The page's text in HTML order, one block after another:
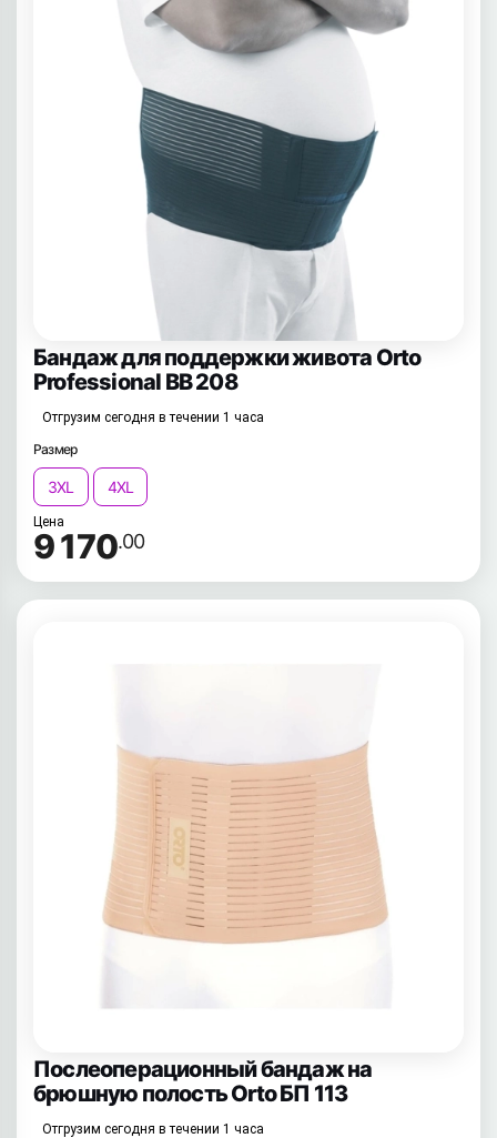
Бандаж для поддержки живота Orto
Professional BB 208
Отгрузим сегодня в течении 1 часа
Размер
3XL 4XL
Цена
9 170.00
Послеоперационный бандаж на
брюшную полость Orto БП 113
Отгрузим сегодня в течении 1 часа